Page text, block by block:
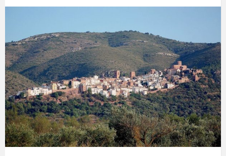
Concerts al Museu
Presentació del llibre &quot;La mare&quot;, d'Emma Zafon